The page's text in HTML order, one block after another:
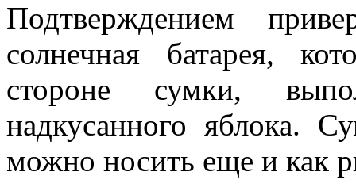
Подтверждением
солнечная батарея,
стороне сумки,
надкусанного яблока.
можно носить еще и как